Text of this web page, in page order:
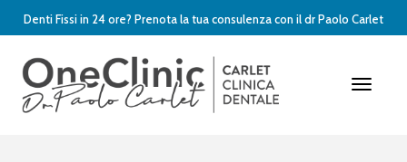
Denti Fissi in 24 ore? Prenota la tua consulenza con il dr Paolo Carlet
Toggle